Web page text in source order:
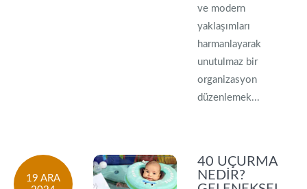
ve modern
yaklaşımları
harmanlayarak
unutulmaz bir
organizasyon
düzenlemek...
19 ARA
40 UÇURMA
NEDIR?